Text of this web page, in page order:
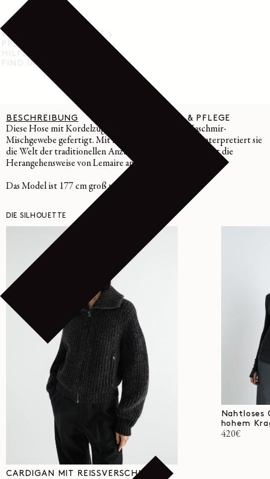
VERSAND & RÜCKGABE
PFLEGEHINWEISE
HILFE & SUPPORT
FIND IN STORE
BESCHREIBUNG DETAILS MATERIAL & PFLEGE
Diese Hose mit Kordelzug ist aus einem leichten Kaschmir-
Mischgewebe gefertigt. Mit ihrem Oversize-Schnitt interpretiert sie
die Welt der traditionellen Anzüge neu und repräsentiert die
Herangehensweise von Lemaire an einzigartige Eleganz.
Das Model ist 177 cm groß und trägt Größe 36 (S).
DIE SILHOUETTE
CARDIGAN MIT REISSVERSCHLUSS
Nahtloses
hohem
Normaler
420€